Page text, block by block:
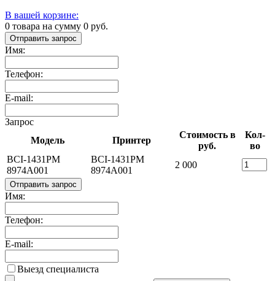
В вашей корзине:
0 товара на сумму 0 руб.
Отправить запрос
Имя:
Телефон:
E-mail:
Запрос
Модель
Принтер
Стоимость в
руб.
Кол-
во
BCI-1431PM
8974A001
BCI-1431PM
8974A001
2 000
Отправить запрос
Имя:
Телефон:
E-mail:
Выезд специалиста